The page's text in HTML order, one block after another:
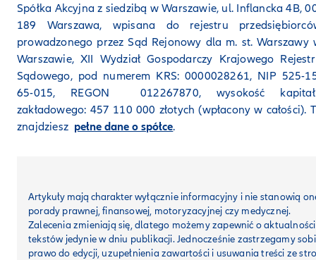
Spółka Akcyjna z siedzibą w Warszawie, ul. Inflancka 4B,
189 Warszawa, wpisana do rejestru
prowadzonego przez Sąd Rejonowy dla m. st. Warszawy
Warszawie, XII Wydział Gospodarczy Krajowego
Sądowego, pod numerem KRS: 0000028261, NIP 525-
65-015, REGON 012267870, wysokość
zakładowego: 457 110 000 złotych (wpłacony w całości).
znajdziesz pełne dane o spółce.
Artykuły mają charakterwyłącznie informacyjny i nie stanowią
porady prawnej, finansowej, motoryzacyjnej czy medycznej.
Zalecenia zmieniają się, dlatego możemy zapewnić o aktualności
tekstów jedynie w dniu publikacji. Jednocześnie zastrzegamy
prawo do edycji, uzupełnienia zawartości i usuwania treści ze